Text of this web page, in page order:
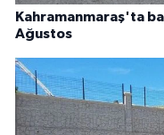
Kahramanmaraş'ta
Ağustos